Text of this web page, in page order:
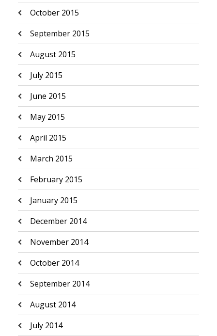
October 2015
September 2015
August 2015
July 2015
June 2015
May 2015
April 2015
March 2015
February 2015
January 2015
December 2014
November 2014
October 2014
September 2014
August 2014
July 2014